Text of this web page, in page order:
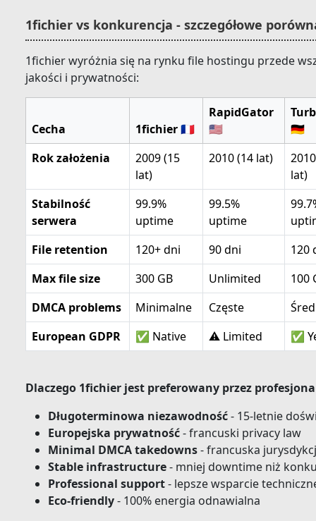
1fichier vs konkurencja - szczegółowe
1fichier wyróżnia się na rynku file hostingu przede
jakości i prywatności:
Cecha 1fichier 🇫🇷
RapidGator
🇺🇸
🇩🇪
Rok założenia
2009 (15
lat)
2010 (14 lat)
lat)
Stabilność
serwera
99.9%
uptime
99.5%
uptime
File retention
120+ dni 90 dni
120
Max file size
300 GB Unlimited
100
DMCA problems
Minimalne Częste
European GDPR
✅ Native ⚠️ Limited ✅
Dlaczego 1fichier jest preferowany przez
Długoterminowa niezawodność- 15-letnie
Europejska prywatność- francuski privacy law
Minimal DMCA takedowns- francuska
Stable infrastructure- mniej downtime niż
Professional support- lepsze wsparcie
Eco-friendly- 100% energia odnawialna